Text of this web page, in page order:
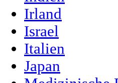
Irland
Israel
Italien
Japan